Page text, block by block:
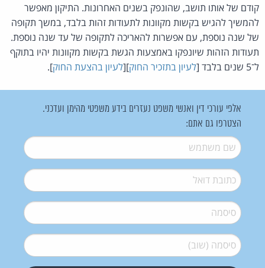
קודם של אותו תושב, שהונפק בשנים האחרונות. התיקון מאפשר
להמשיך להגיש בקשות מקוונות לתעודות זהות בלבד, במשך תקופה
של שנה נוספת, עם אפשרות להאריכה לתקופה של עד שנה נוספת.
תעודות הזהות שיונפקו באמצעות הגשת בקשות מקוונות יהיו בתוקף
ל־5 שנים בלבד [
לעיון בתזכיר החוק][לעיון בהצעת החוק].
אלפי עורכי דין ואנשי משפט נעזרים בידע משפטי מהימן ועדכני.
הצטרפו גם אתם:
שם משתמש*
דואל*
סיסמה*
סיסמה (שוב)*